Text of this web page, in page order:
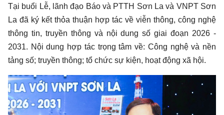
Tại buổi Lễ, lãnh đạo Báo và PTTH Sơn La và VNPT Sơn
La đã ký kết thỏa thuận hợp tác về viễn thông, công nghệ
thông tin, truyền thông và nội dung số giai đoạn 2026 -
2031. Nội dung hợp tác trọng tâm về: Công nghệ và nền
tảng số; truyền thông; tổ chức sự kiện, hoạt động xã hội.